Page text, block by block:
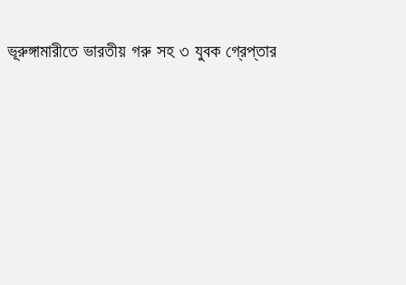
ভূরুঙ্গামারীতে ভারতীয় গরু সহ ৩ যুবক গ্রেপ্তার